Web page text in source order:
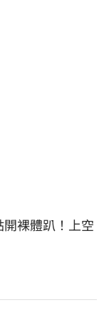
裸體趴！上空